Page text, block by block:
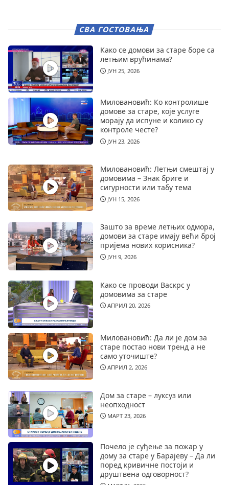
СВА ГОСТОВАЊА
Како се домови за старе боре са
летњим врућинама?
ЈУН 25, 2026
Миловановић: Ко контролише
домове за старе, које услуге
морају да испуне и колико су
контроле честе?
ЈУН 23, 2026
Миловановић: Летњи смештај у
домовима – Знак бриге и
сигурности или табу тема
ЈУН 15, 2026
Зашто за време летњих одмора,
домови за старе имају већи број
пријема нових корисника?
ЈУН 9, 2026
Како се проводи Васкрс у
домовима за старе
АПРИЛ 20, 2026
Миловановић: Да ли је дом за
старе постао нови тренд а не
само уточиште?
АПРИЛ 2, 2026
Дом за старе – луксуз или
неопходност
МАРТ 23, 2026
Почело је суђење за пожар у
дому за старе у Барајеву – Да ли
поред кривичне постоји и
друштвена одговорност?